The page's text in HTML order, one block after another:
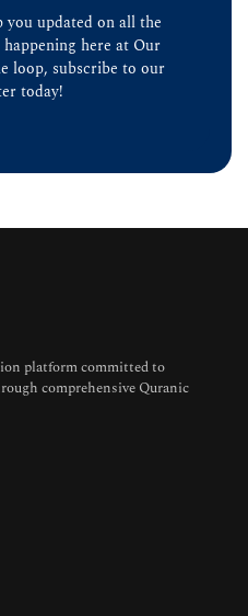
updated on all the
here at Our
loop, subscribe to our
today!
platform committed to
comprehensive Quranic